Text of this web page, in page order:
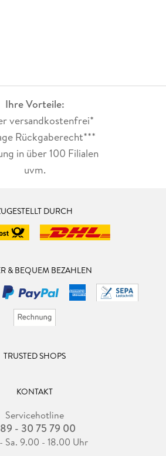
Ihre Vorteile:
versandkostenfrei*
Rückgaberecht***
in über 100 Filialen
uvm.
DURCH
& BEQUEM BEZAHLEN
TRUSTED SHOPS
KONTAKT
Servicehotline
- 30 75 79 00
Sa. 9.00 - 18.00 Uhr